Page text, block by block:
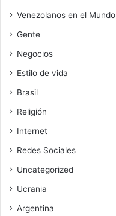
Venezolanos en el Mundo
Gente
Negocios
Estilo de vida
Brasil
Religión
Internet
Redes Sociales
Uncategorized
Ucrania
Argentina